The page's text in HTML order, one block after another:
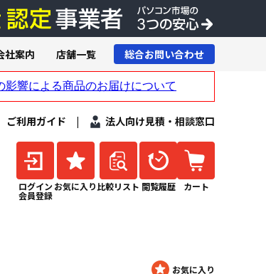
ご利用ガイド | 法人向け見積・相談窓口
ログイン
会員登録
お気に入り 比較リスト 閲覧履歴 カート
社案内 店舗一覧 総合お問い合わせ